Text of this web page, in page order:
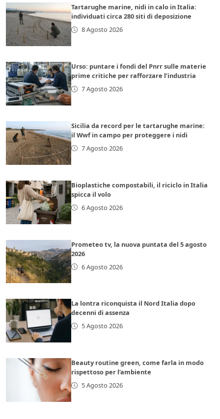
Tartarughe marine, nidi in calo in Italia:
individuati circa 280 siti di deposizione
8 Agosto 2026
Urso: puntare i fondi del Pnrr sulle materie
prime critiche per rafforzare l’industria
7 Agosto 2026
Sicilia da record per le tartarughe marine:
il Wwf in campo per proteggere i nidi
7 Agosto 2026
Bioplastiche compostabili, il riciclo in Italia
spicca il volo
6 Agosto 2026
Prometeo tv, la nuova puntata del 5 agosto
2026
6 Agosto 2026
La lontra riconquista il Nord Italia dopo
decenni di assenza
5 Agosto 2026
Beauty routine green, come farla in modo
rispettoso per l’ambiente
5 Agosto 2026